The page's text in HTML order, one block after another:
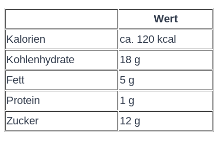
Wert
Kalorien
ca. 120 kcal
Kohlenhydrate
18 g
Fett
5 g
Protein
1 g
Zucker
12 g